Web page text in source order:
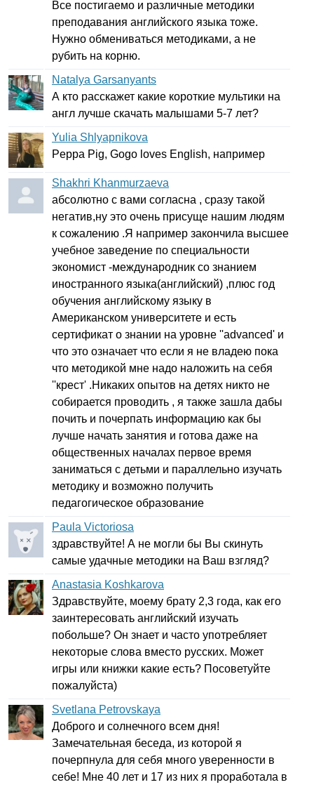
Все постигаемо и различные методики
преподавания английского языка тоже.
Нужно обмениваться методиками, а не
рубить на корню.
Natalya Garsanyants
А кто расскажет какие короткие мультики на
англ лучше скачать малышами 5-7 лет?
Yulia Shlyapnikova
Peppa Pig, Gogo loves English, например
Shakhri Khanmurzaeva
абсолютно с вами согласна , сразу такой
негатив,ну это очень присуще нашим людям
к сожалению .Я например закончила высшее
учебное заведение по специальности
экономист -международник со знанием
иностранного языка(английский) ,плюс год
обучения английскому языку в
Американском университете и есть
сертификат о знании на уровне ''advanced' и
что это означает что если я не владею пока
что методикой мне надо наложить на себя
''крест' .Никаких опытов на детях никто не
собирается проводить , я также зашла дабы
почить и почерпать информацию как бы
лучше начать занятия и готова даже на
общественных началах первое время
заниматься с детьми и параллельно изучать
методику и возможно получить
педагогическое образование
Paula Victoriosa
здравствуйте! А не могли бы Вы скинуть
самые удачные методики на Ваш взгляд?
Anastasia Koshkarova
Здравствуйте, моему брату 2,3 года, как его
заинтересовать английский изучать
побольше? Он знает и часто употребляет
некоторые слова вместо русских. Может
игры или книжки какие есть? Посоветуйте
пожалуйста)
Svetlana Petrovskaya
Доброго и солнечного всем дня!
Замечательная беседа, из которой я
почерпнула для себя много уверенности в
себе! Мне 40 лет и 17 из них я проработала в